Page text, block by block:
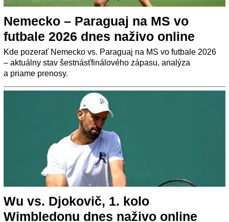
Nemecko – Paraguaj na MS vo
futbale 2026 dnes naživo online
Kde pozerať Nemecko vs. Paraguaj na MS vo futbale 2026
– aktuálny stav šestnásťfinálového zápasu, analýza
a priame prenosy.
Wu vs. Djokovič, 1. kolo
Wimbledonu dnes naživo online